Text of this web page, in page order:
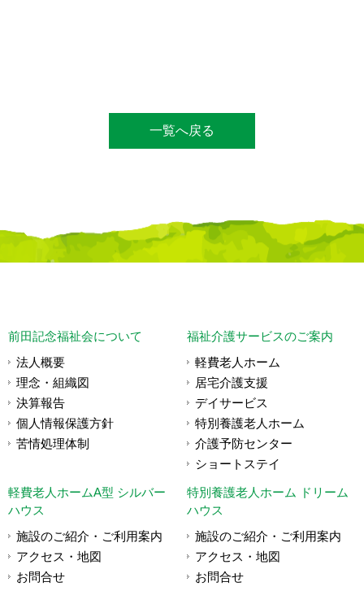
一覧へ戻る
前田記念福祉会について
法人概要
理念・組織図
決算報告
個人情報保護方針
苦情処理体制
福祉介護サービスのご案内
軽費老人ホーム
居宅介護支援
デイサービス
特別養護老人ホーム
介護予防センター
ショートステイ
軽費老人ホームA型 シルバー
ハウス
施設のご紹介・ご利用案内
アクセス・地図
お問合せ
特別養護老人ホーム ドリーム
ハウス
施設のご紹介・ご利用案内
アクセス・地図
お問合せ